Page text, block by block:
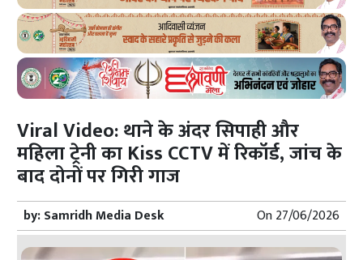
Viral Video: थाने के अंदर सिपाही और
महिला ट्रेनी का Kiss CCTV में रिकॉर्ड, जांच के
बाद दोनों पर गिरी गाज
by:Samridh Media Desk On27/06/2026